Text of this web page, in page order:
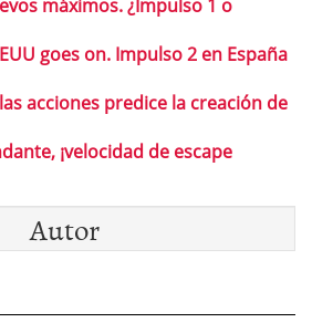
máximos. ¿Impulso 1 o
goes on. Impulso 2 en España
acciones predice la creación de
¡velocidad de escape
Autor